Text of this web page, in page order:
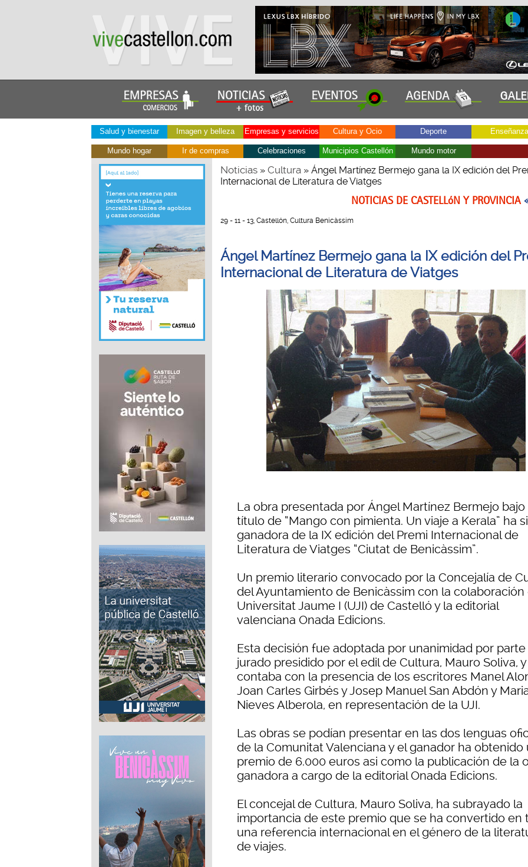
Salud y bienestar Imagen y belleza Empresas y servicios Cultura y Ocio Deporte Enseñanza
Mundo hogar Ir de compras Celebraciones Municipios Castellón Mundo motor
Noticias» Cultura» Ángel Martínez Bermejo gana la IX edición del
Internacional de Literatura de Viatges
NOTICIAS DE CASTELLóN Y PROVINCIA
29 - 11 - 13, Castellón, Cultura Benicàssim
Ángel Martínez Bermejo gana la IX edición del
Internacional de Literatura de Viatges
La obra presentada por Ángel Martínez Bermejo bajo
título de “Mango con pimienta. Un viaje a Kerala” ha
ganadora de la IX edición del Premi Internacional de
Literatura de Viatges “Ciutat de Benicàssim”.
Un premio literario convocado por la Concejalía de
del Ayuntamiento de Benicàssim con la colaboración
Universitat Jaume I (UJI) de Castelló y la editorial
valenciana Onada Edicions.
Esta decisión fue adoptada por unanimidad por
jurado presidido por el edil de Cultura, Mauro Soliva,
contaba con la presencia de los escritores Manel
Joan Carles Girbés y Josep Manuel San Abdón y
Nieves Alberola, en representación de la UJI.
Las obras se podían presentar en las dos lenguas
de la Comunitat Valenciana y el ganador ha obtenido
premio de 6.000 euros asi como la publicación de la
ganadora a cargo de la editorial Onada Edicions.
El concejal de Cultura, Mauro Soliva, ha subrayado la
importancia de este premio que se ha convertido en
una referencia internacional en el género de la
de viajes.